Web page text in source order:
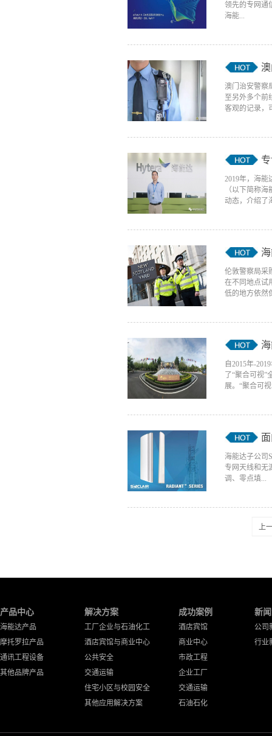
领先的专网通
海能...
澳门治安警察
至另外多个前
客观的记录，
2019年，海
（以下简称
动态，介绍了
伦敦警察局采
在不同地点试
低的地方依然
自2015年-
了“聚合可视
展。“聚合可
海能达子公司
专网天线和无
调、零点填...
上
产品中心
海能达产品
摩托罗拉产品
通讯工程设备
其他品牌产品
解决方案
工厂企业与石油化工
酒店宾馆与商业中心
公共安全
交通运输
住宅小区与校园安全
其他应用解决方案
成功案例
酒店宾馆
商业中心
市政工程
企业工厂
交通运输
石油石化
新
公司
行业